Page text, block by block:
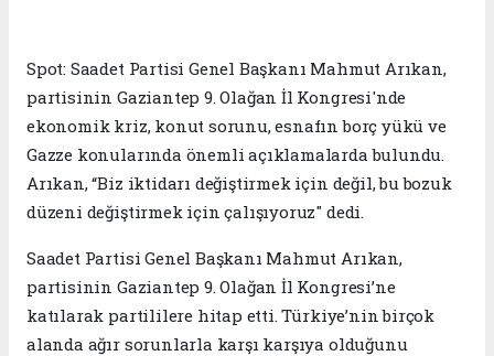
Spot: Saadet Partisi Genel Başkanı Mahmut Arıkan,
partisinin Gaziantep 9. Olağan İl Kongresi'nde
ekonomik kriz, konut sorunu, esnafın borç yükü ve
Gazze konularında önemli açıklamalarda bulundu.
Arıkan, “Biz iktidarı değiştirmek için değil, bu bozuk
düzeni değiştirmek için çalışıyoruz" dedi.
Saadet Partisi Genel Başkanı Mahmut Arıkan,
partisinin Gaziantep 9. Olağan İl Kongresi’ne
katılarak partililere hitap etti. Türkiye’nin birçok
alanda ağır sorunlarla karşı karşıya olduğunu